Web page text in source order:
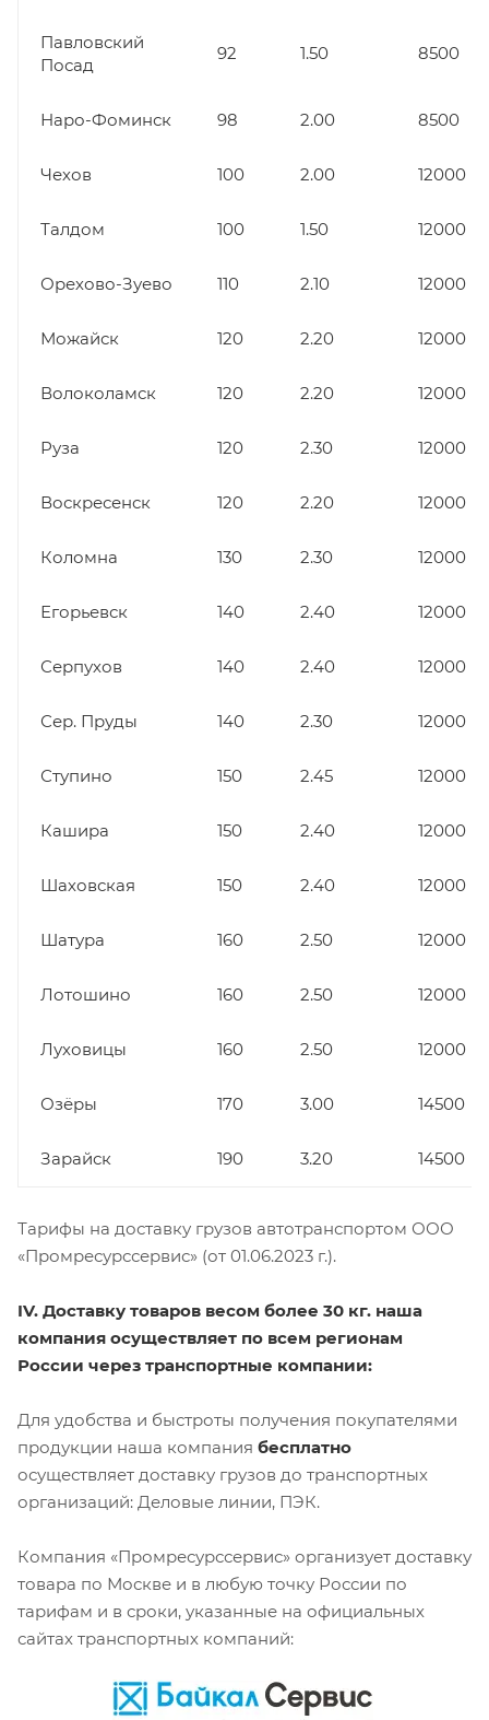
Павловский
Посад
92 1.50 8500
Наро-Фоминск 98 2.00 8500
Чехов 100 2.00 12000
Талдом 100 1.50 12000
Орехово-Зуево 110 2.10 12000
Можайск 120 2.20 12000
Волоколамск 120 2.20 12000
Руза 120 2.30 12000
Воскресенск 120 2.20 12000
Коломна 130 2.30 12000
Егорьевск 140 2.40 12000
Серпухов 140 2.40 12000
Сер. Пруды 140 2.30 12000
Ступино 150 2.45 12000
Кашира 150 2.40 12000
Шаховская 150 2.40 12000
Шатура 160 2.50 12000
Лотошино 160 2.50 12000
Луховицы 160 2.50 12000
Озёры 170 3.00 14500
Зарайск 190 3.20 14500
Тарифы на доставку грузов автотранспортом ООО
«Промресурссервис» (от 01.06.2023 г.).
IV. Доставку товаров весом более 30 кг. наша
компания осуществляет по всем регионам
России через транспортные компании:
Для удобства и быстроты получения покупателями
продукции наша компания бесплатно
осуществляет доставку грузов до транспортных
организаций: Деловые линии, ПЭК.
Компания «Промресурссервис» организует доставку
товара по Москве и в любую точку России по
тарифам и в сроки, указанные на официальных
сайтах транспортных компаний: